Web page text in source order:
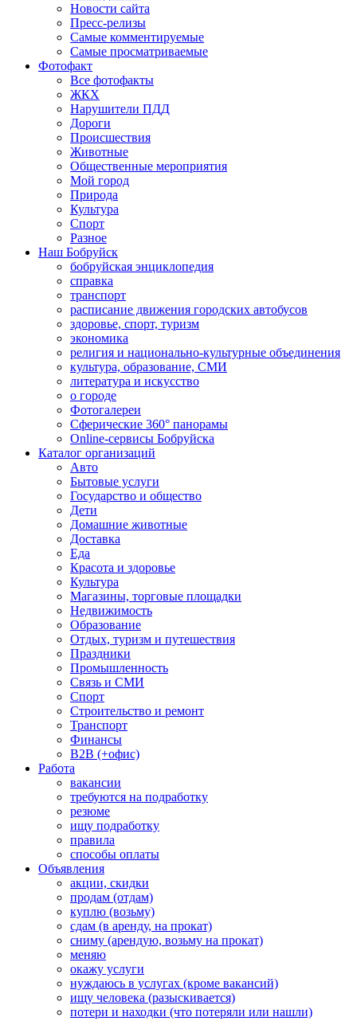
Новости сайта
Пресс-релизы
Самые комментируемые
Самые просматриваемые
Фотофакт
Все фотофакты
ЖКХ
Нарушители ПДД
Дороги
Происшествия
Животные
Общественные мероприятия
Мой город
Природа
Культура
Спорт
Разное
Наш Бобруйск
бобруйская энциклопедия
справка
транспорт
расписание движения городских автобусов
здоровье, спорт, туризм
экономика
религия и национально-культурные объединения
культура, образование, СМИ
литература и искусство
о городе
Фотогалереи
Сферические 360° панорамы
Online-сервисы Бобруйска
Каталог организаций
Авто
Бытовые услуги
Государство и общество
Дети
Домашние животные
Доставка
Еда
Красота и здоровье
Культура
Магазины, торговые площадки
Недвижимость
Образование
Отдых, туризм и путешествия
Праздники
Промышленность
Связь и СМИ
Спорт
Строительство и ремонт
Транспорт
Финансы
B2B (+офис)
Работа
вакансии
требуются на подработку
резюме
ищу подработку
правила
способы оплаты
Объявления
акции, скидки
продам (отдам)
куплю (возьму)
сдам (в аренду, на прокат)
сниму (арендую, возьму на прокат)
меняю
окажу услуги
нуждаюсь в услугах (кроме вакансий)
ищу человека (разыскивается)
потери и находки (что потеряли или нашли)